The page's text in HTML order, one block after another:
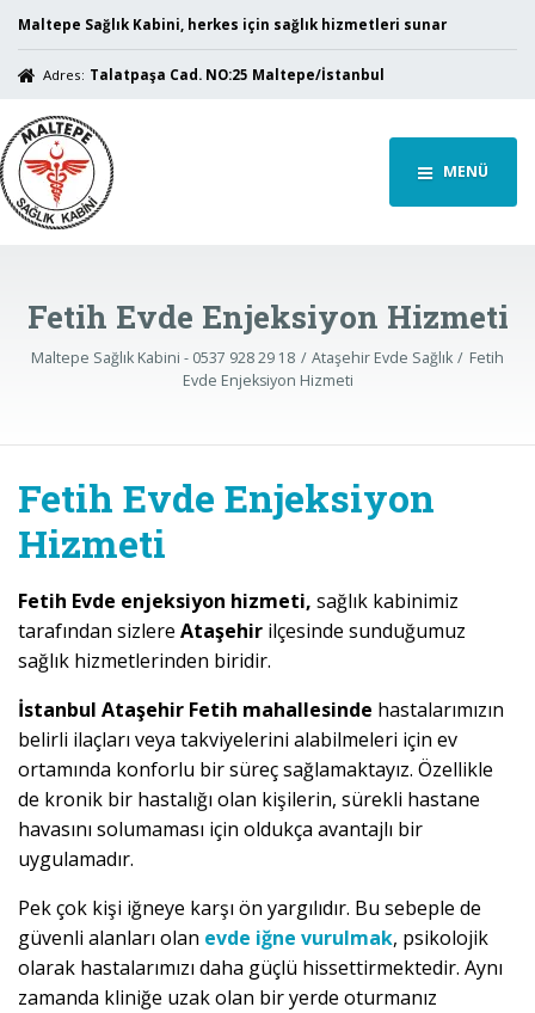
Maltepe Sağlık Kabini, herkes için sağlık hizmetleri sunar
Adres: Talatpaşa Cad. NO:25 Maltepe/İstanbul
MENÜ
Fetih Evde Enjeksiyon Hizmeti
Maltepe Sağlık Kabini - 0537 928 29 18 Ataşehir Evde Sağlık
Fetih
Evde Enjeksiyon Hizmeti
Fetih Evde Enjeksiyon
Hizmeti
Fetih Evde enjeksiyon hizmeti, sağlık kabinimiz
tarafından sizlere Ataşehir ilçesinde sunduğumuz
sağlık hizmetlerinden biridir.
İstanbul Ataşehir Fetih mahallesinde hastalarımızın
belirli ilaçları veya takviyelerini alabilmeleri için ev
ortamında konforlu bir süreç sağlamaktayız. Özellikle
de kronik bir hastalığı olan kişilerin, sürekli hastane
havasını solumaması için oldukça avantajlı bir
uygulamadır.
Pek çok kişi iğneye karşı ön yargılıdır. Bu sebeple de
güvenli alanları olan evde iğne vurulmak, psikolojik
olarak hastalarımızı daha güçlü hissettirmektedir. Aynı
zamanda kliniğe uzak olan bir yerde oturmanız